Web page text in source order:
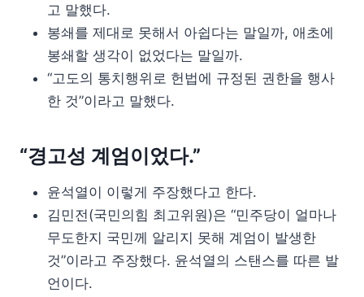
고 말했다.
봉쇄를 제대로 못해서 아쉽다는 말일까, 애초에
봉쇄할 생각이 없었다는 말일까.
“고도의 통치행위로 헌법에 규정된 권한을 행사
한 것”이라고 말했다.
“경고성 계엄이었다.”
윤석열이 이렇게 주장했다고 한다.
김민전(국민의힘 최고위원)은 “민주당이 얼마나
무도한지 국민께 알리지 못해 계엄이 발생한
것”이라고 주장했다. 윤석열의 스탠스를 따른 발
언이다.